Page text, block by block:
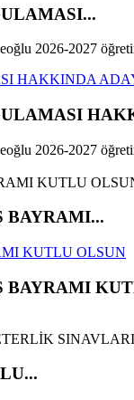
2026-2027
HAKKINDA
2026-2027
BAYRAMI...
KUTLU OLSUN
BAYRAMI